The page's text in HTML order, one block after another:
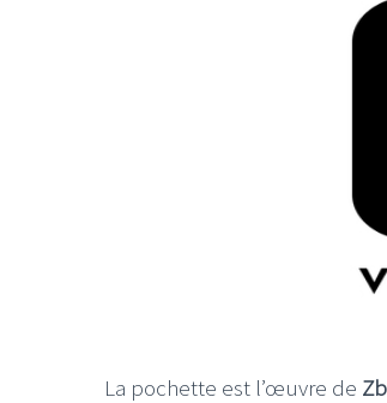
La pochette est l’œuvre de